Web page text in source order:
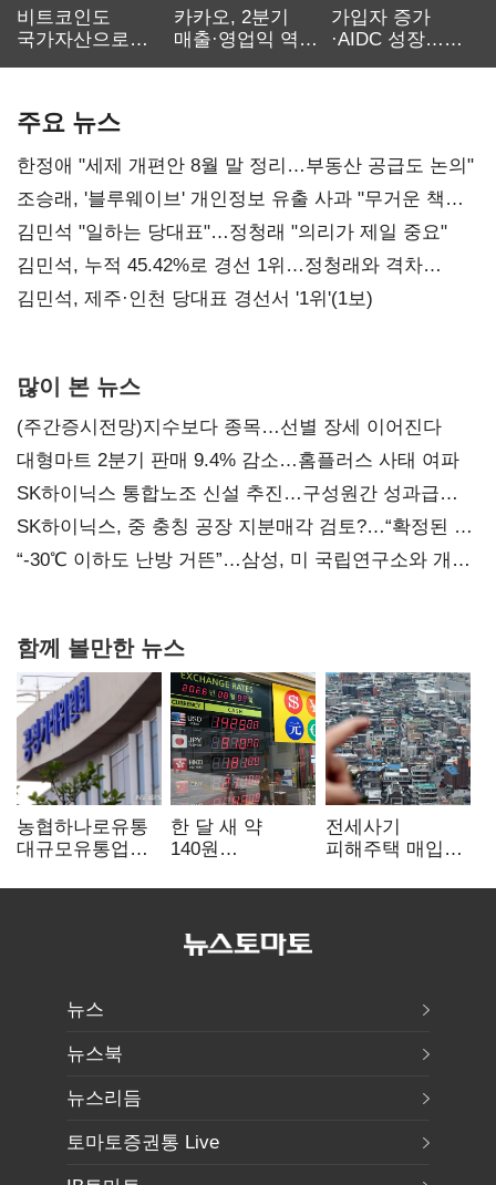
비트코인도
국가자산으로…'
카카오, 2분기
매출·영업익 역대
가입자 증가
·AIDC 성장…
주요 뉴스
한정애 "세제 개편안 8월 말 정리…부동산 공급도 논의"
조승래, '블루웨이브' 개인정보 유출 사과 "무거운 책임
통감"
김민석 "일하는 당대표"…정청래 "의리가 제일 중요"
김민석, 누적 45.42%로 경선 1위…정청래와 격차
0.86%p(2보)
김민석, 제주·인천 당대표 경선서 '1위'(1보)
많이 본 뉴스
(주간증시전망)지수보다 종목…선별 장세 이어진다
대형마트 2분기 판매 9.4% 감소…홈플러스 사태 여파
SK하이닉스 통합노조 신설 추진…구성원간 성과급
불만 확산
SK하이닉스, 중 충칭 공장 지분매각 검토?…“확정된 바
없어”
“-30℃ 이하도 난방 거뜬”…삼성, 미 국립연구소와 개발
함께 볼만한 뉴스
농협하나로유통
대규모유통업법
공정위, 과징금
한 달 새 약
140원
엔저'에 원화
전세사기
피해주택 매입
누적 피해자
뉴스
뉴스북
뉴스리듬
토마토증권통 Live